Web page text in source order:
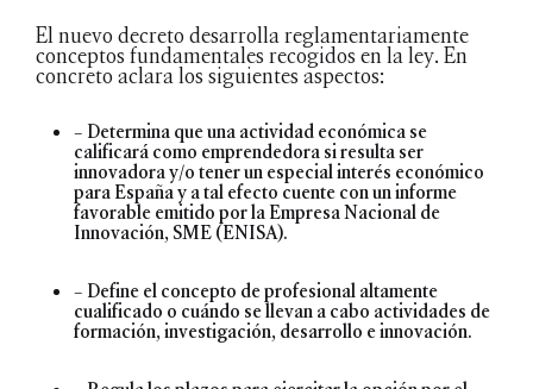
El nuevo decreto desarrolla reglamentariamente
conceptos fundamentales recogidos en la ley. En
concreto aclara los siguientes aspectos:
– Determina que una actividad económica se
calificará como emprendedora si resulta ser
innovadora y/o tener un especial interés económico
para España y a tal efecto cuente con un informe
favorable emitido por la Empresa Nacional de
Innovación, SME (ENISA).
– Define el concepto de profesional altamente
cualificado o cuándo se llevan a cabo actividades de
formación, investigación, desarrollo e innovación.